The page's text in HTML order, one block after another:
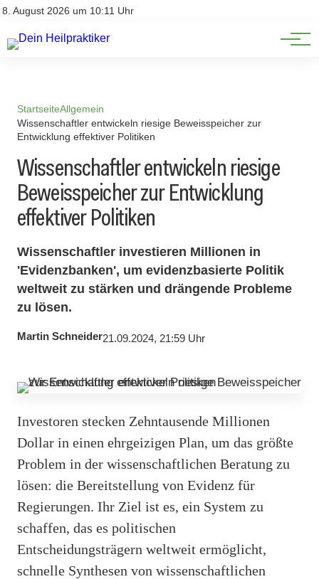
8. August 2026 um 10:11 Uhr
Impressum
Natürliche Medizin
Heilpflanzen & Kräuterkunde
StartseiteAllgemein
Wissenschaftler entwickeln riesige Beweisspeicher zur
Entwicklung effektiver Politiken
Wissenschaftler entwickeln riesige
Beweisspeicher zur Entwicklung
effektiver Politiken
Wissenschaftler investieren Millionen in
'Evidenzbanken', um evidenzbasierte Politik
weltweit zu stärken und drängende Probleme
zu lösen.
Martin Schneider21.09.2024, 21:59 Uhr
Investoren stecken Zehntausende Millionen
Dollar in einen ehrgeizigen Plan, um das größte
Problem in der wissenschaftlichen Beratung zu
lösen: die Bereitstellung von Evidenz für
Regierungen. Ihr Ziel ist es, ein System zu
schaffen, das es politischen
Entscheidungsträgern weltweit ermöglicht,
schnelle Synthesen von wissenschaftlichen